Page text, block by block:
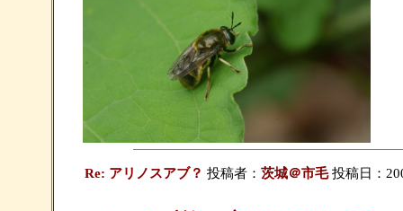
Re: アリノスアブ？ 投稿者： 茨城＠市毛投稿日：